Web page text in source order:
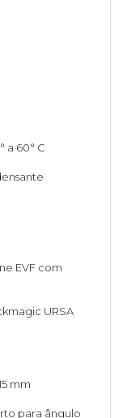
a 60° C
EVF com
URSA
mm
para ângulo